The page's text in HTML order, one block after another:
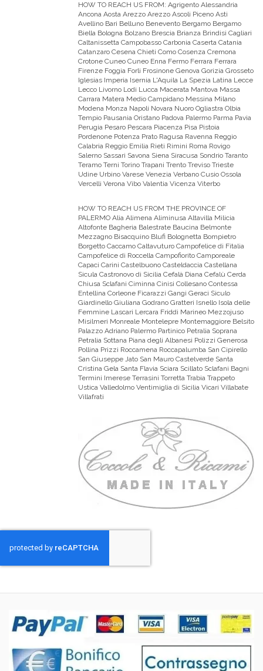
HOW TO REACH US FROM: Agrigento Alessandria
Ancona Aosta Arezzo Arezzo Ascoli Piceno Asti
Avellino Bari Belluno Benevento Bergamo Bergamo
Biella Bologna Bolzano Brescia Brianza Brindisi Cagliari
Caltanissetta Campobasso Carbonia Caserta Catania
Catanzaro Cesena Chieti Como Cosenza Cremona
Crotone Cuneo Cuneo Enna Fermo Ferrara Ferrara
Firenze Foggia Forli Frosinone Genova Gorizia Grosseto
Iglesias Imperia Isernia L'Aquila La Spezia Latina Lecce
Lecco Livorno Lodi Lucca Macerata Mantova Massa
Carrara Matera Medio Campidano Messina Milano
Modena Monza Napoli Novara Nuoro Ogliastra Olbia
Tempio Pausania Oristano Padova Palermo Parma Pavia
Perugia Pesaro Pescara Piacenza Pisa Pistoia
Pordenone Potenza Prato Ragusa Ravenna Reggio
Calabria Reggio Emilia Rieti Rimini Roma Rovigo
Salerno Sassari Savona Siena Siracusa Sondrio Taranto
Teramo Terni Torino Trapani Trento Treviso Trieste
Udine Urbino Varese Venezia Verbano Cusio Ossola
Vercelli Verona Vibo Valentia Vicenza Viterbo
HOW TO REACH US FROM THE PROVINCE OF
PALERMO Alia Alimena Aliminusa Altavilla Milicia
Altofonte Bagheria Balestrate Baucina Belmonte
Mezzagno Bisacquino Blufi Bolognetta Bompietro
Borgetto Caccamo Caltavuturo Campofelice di Fitalia
Campofelice di Roccella Campofiorito Camporeale
Capaci Carini Castelbuono Casteldaccia Castellana
Sicula Castronovo di Sicilia Cefalà Diana Cefalù Cerda
Chiusa Sclafani Ciminna Cinisi Collesano Contessa
Entellina Corleone Ficarazzi Gangi Geraci Siculo
Giardinello Giuliana Godrano Gratteri Isnello Isola delle
Femmine Lascari Lercara Friddi Marineo Mezzojuso
Misilmeri Monreale Montelepre Montemaggiore Belsito
Palazzo Adriano Palermo Partinico Petralia Soprana
Petralia Sottana Piana degli Albanesi Polizzi Generosa
Pollina Prizzi Roccamena Roccapalumba San Cipirello
San Giuseppe Jato San Mauro Castelverde Santa
Cristina Gela Santa Flavia Sciara Scillato Sclafani Bagni
Termini Imerese Terrasini Torretta Trabia Trappeto
Ustica Valledolmo Ventimiglia di Sicilia Vicari Villabate
Villafrati